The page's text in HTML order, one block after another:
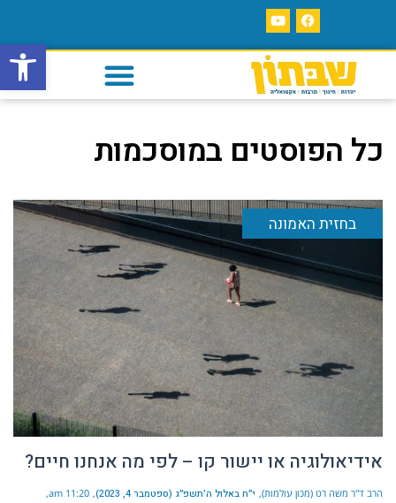
פתח
כל הפוסטים במוסכמות
בחזית האמונה
אידיאולוגיה או יישור קו – לפי מה אנחנו חיים?
הרב ד"ר משה רט (מכון עולמות) י״ח באלול ה׳תשפ״ג (ספטמבר 4, 2023) 11:20 am